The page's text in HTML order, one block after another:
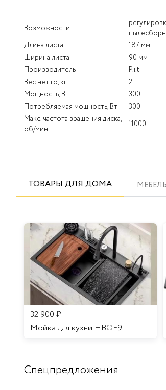
Возможности
Длина листа
187 мм
Ширина листа
90 мм
Производитель
P.i.t
Вес нетто, кг
2
Мощность, Вт
300
Потребляемая мощность, Вт
300
Макс. частота вращения диска,
об/мин
11000
ТОВАРЫ ДЛЯ ДОМА МЕБЕЛЬ
32 900 ₽
Мойка для кухни HBOE9
Спецпредложения